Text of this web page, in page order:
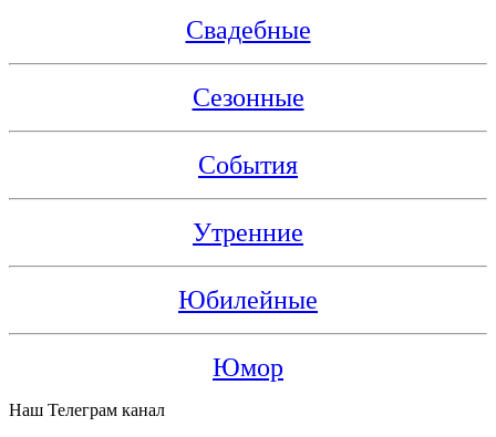
Свадебные
Сезонные
События
Утренние
Юбилейные
Юмор
Наш Телеграм канал